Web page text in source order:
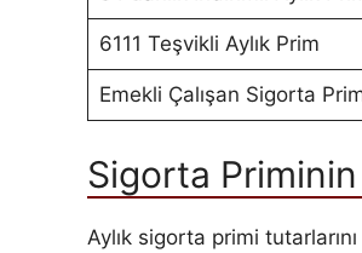
6111 Teşvikli Aylık Prim
Emekli Çalışan Sigorta
Sigorta Priminin
Aylık sigorta primi